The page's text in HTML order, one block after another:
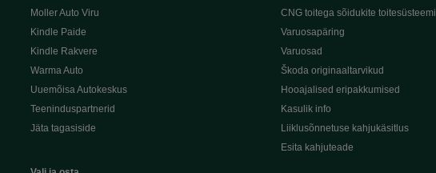
Moller Auto Viru
Kindle Paide
Kindle Rakvere
Warma Auto
Uuemõisa Autokeskus
Teeninduspartnerid
Jäta tagasiside
CNG toitega sõidukite toitesüsteemi
Varuosapäring
Varuosad
Škoda originaaltarvikud
Hooajalised eripakkumised
Kasulik info
Liiklusõnnetuse kahjukäsitlus
Esita kahjuteade